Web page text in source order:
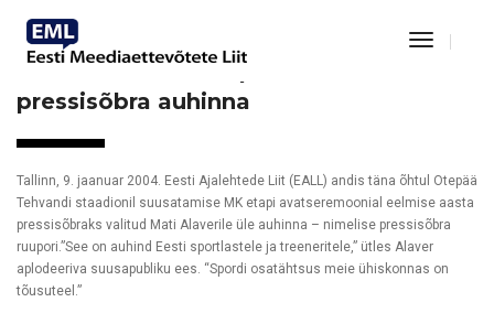
Toggle
Mati Alaver sai Otepääl kätte
pressisõbra auhinna
Tallinn, 9. jaanuar 2004. Eesti Ajalehtede Liit (EALL) andis täna õhtul Otepää
Tehvandi staadionil suusatamise MK etapi avatseremoonial eelmise aasta
pressisõbraks valitud Mati Alaverile üle auhinna – nimelise pressisõbra
ruupori.”See on auhind Eesti sportlastele ja treeneritele,” ütles Alaver
aplodeeriva suusapubliku ees. “Spordi osatähtsus meie ühiskonnas on
tõusuteel.”